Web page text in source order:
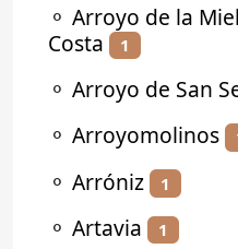
⚬ Arroyo de la
Costa
1
⚬ Arroyo de San
⚬ Arroyomolinos
⚬ Arróniz 1
⚬ Artavia 1